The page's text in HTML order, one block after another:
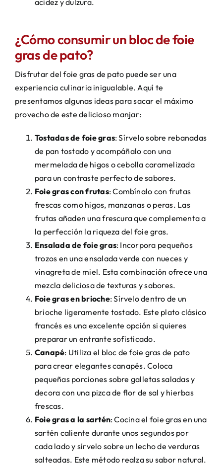
acidez y dulzura.
¿Cómo consumir un bloc de foie
gras de pato?
Disfrutar del foie gras de pato puede ser una
experiencia culinaria inigualable. Aquí te
presentamos algunas ideas para sacar el máximo
provecho de este delicioso manjar:
Tostadas de foie gras: Sírvelo sobre rebanadas
de pan tostado y acompáñalo con una
mermelada de higos o cebolla caramelizada
para un contraste perfecto de sabores.
Foie gras con frutas: Combínalo con frutas
frescas como higos, manzanas o peras. Las
frutas añaden una frescura que complementa a
la perfección la riqueza del foie gras.
Ensalada de foie gras: Incorpora pequeños
trozos en una ensalada verde con nueces y
vinagreta de miel. Esta combinación ofrece una
mezcla deliciosa de texturas y sabores.
Foie gras en brioche: Sírvelo dentro de un
brioche ligeramente tostado. Este plato clásico
francés es una excelente opción si quieres
preparar un entrante sofisticado.
Canapé: Utiliza el bloc de foie gras de pato
para crear elegantes canapés. Coloca
pequeñas porciones sobre galletas saladas y
decora con una pizca de flor de sal y hierbas
frescas.
Foie gras a la sartén: Cocina el foie gras en una
sartén caliente durante unos segundos por
cada lado y sírvelo sobre un lecho de verduras
salteadas. Este método realza su sabor natural.